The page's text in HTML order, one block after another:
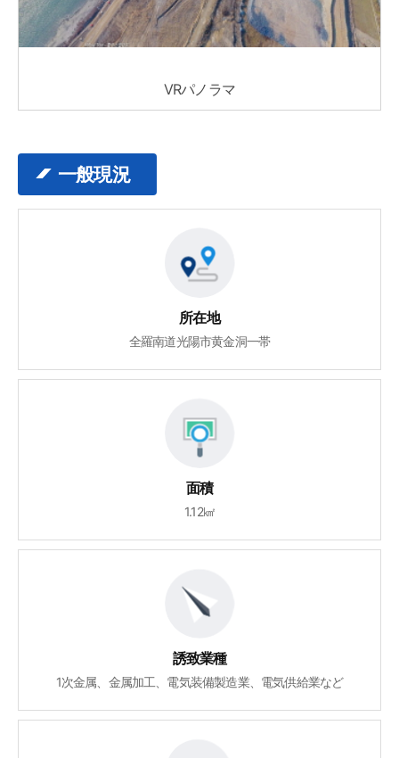
VRパノラマ
一般現況
所在地
全羅南道光陽市黄金洞一帯
面積
1.12㎢
誘致業種
1次金属、金属加工、電気装備製造業、電気供給業など